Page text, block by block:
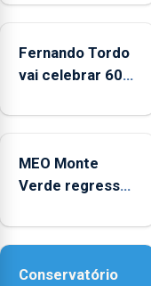
e
Fernando Tordo
vai celebrar 60
no Coliseu
MEO Monte
Verde regressa
acessibilidade
Conservatório